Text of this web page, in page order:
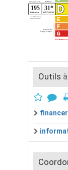
Outils